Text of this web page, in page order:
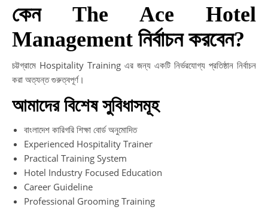
কেন The Ace Hotel
Management নির্বাচন করবেন?
চট্টগ্রামে Hospitality Training এর জন্য একটি নির্ভরযোগ্য প্রতিষ্ঠান নির্বাচন
করা অত্যন্ত গুরুত্বপূর্ণ।
আমাদের বিশেষ সুবিধাসমূহ
বাংলাদেশ কারিগরি শিক্ষা বোর্ড অনুমোদিত
Experienced Hospitality Trainer
Practical Training System
Hotel Industry Focused Education
Career Guideline
Professional Grooming Training